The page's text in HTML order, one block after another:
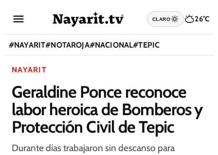
CLARO 26°C
#NAYARIT#NOTAROJA#NACIONAL#TEPIC
NAYARIT
Geraldine Ponce reconoce
labor heroica de Bomberos y
Protección Civil de Tepic
Durante días trabajaron sin descanso para